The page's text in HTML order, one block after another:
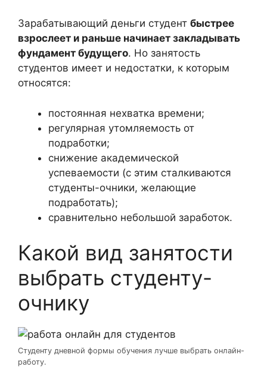
Зарабатывающий деньги студент быстрее
взрослеет и раньше начинает закладывать
фундамент будущего. Но занятость
студентов имеет и недостатки, к которым
относятся:
постоянная нехватка времени;
регулярная утомляемость от
подработки;
снижение академической
успеваемости (с этим сталкиваются
студенты-очники, желающие
подработать);
сравнительно небольшой заработок.
Какой вид занятости
выбрать студенту-
очнику
Студенту дневной формы обучения лучше выбрать онлайн-
работу.